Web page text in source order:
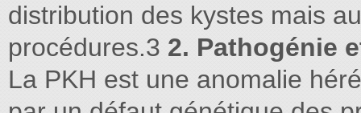
distribution des kystes mais
procédures.3 2. Pathogénie
La PKH est une anomalie